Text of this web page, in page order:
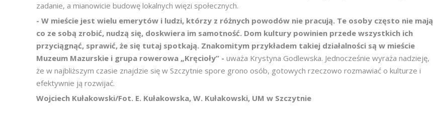
zadanie, a mianowicie budowę lokalnych więzi społecznych.
- W mieście jest wielu emerytów i ludzi, którzy z różnych powodów nie pracują. Te osoby często nie mają
co ze sobą zrobić, nudzą się, doskwiera im samotność. Dom kultury powinien przede wszystkich ich
przyciągnąć, sprawić, że się tutaj spotkają. Znakomitym przykładem takiej działalności są w mieście
Muzeum Mazurskie i grupa rowerowa „Kręcioły” - uważa Krystyna Godlewska. Jednocześnie wyraża nadzieję,
że w najbliższym czasie znajdzie się w Szczytnie spore grono osób, gotowych rzeczowo rozmawiać o kulturze i
efektywnie ją rozwijać.
Wojciech Kułakowski/Fot. E. Kułakowska, W. Kułakowski, UM w Szczytnie